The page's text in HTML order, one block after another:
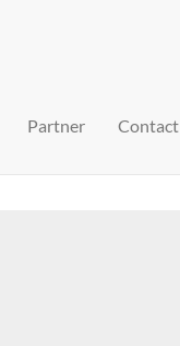
Partner Contact